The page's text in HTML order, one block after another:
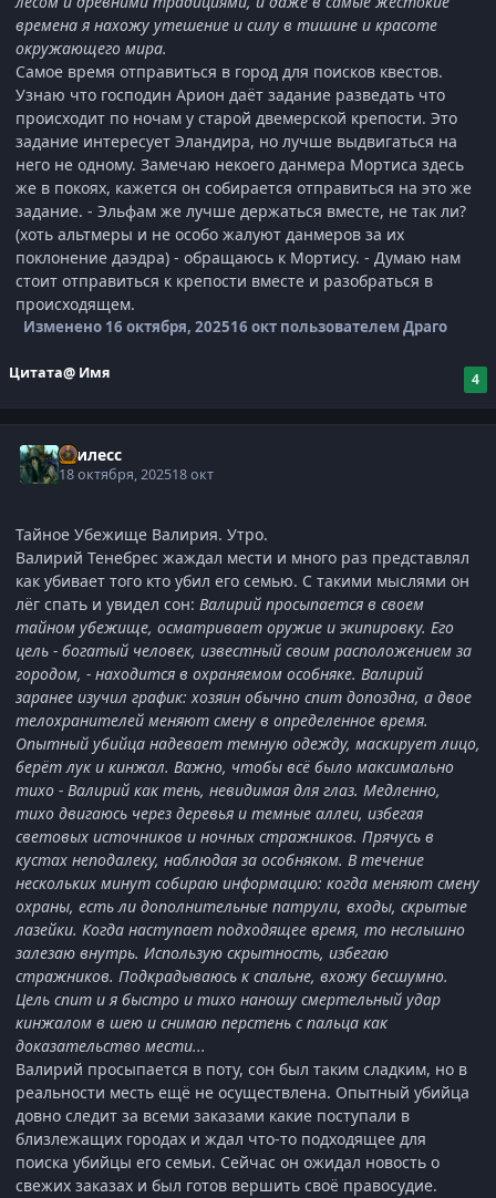
времена я нахожу утешение и силу в тишине и красоте
окружающего мира.
Самое время отправиться в город для поисков квестов.
Узнаю что господин Арион даёт задание разведать что
происходит по ночам у старой двемерской крепости. Это
задание интересует Эландира, но лучше выдвигаться на
него не одному. Замечаю некоего данмера Мортиса здесь
же в покоях, кажется он собирается отправиться на это же
задание. - Эльфам же лучше держаться вместе, не так ли?
(хоть альтмеры и не особо жалуют данмеров за их
поклонение даэдра) - обращаюсь к Мортису. - Думаю нам
стоит отправиться к крепости вместе и разобраться в
происходящем.
Изменено 16 октября, 202516 октпользователем Драго
Цитата@ Имя 4
Гнилесс
18 октября, 202518 окт
Тайное Убежище Валирия. Утро.
Валирий Тенебрес жаждал мести и много раз представлял
как убивает того кто убил его семью. С такими мыслями он
лёг спать и увидел сон: Валирий просыпается в своем
тайном убежище, осматривает оружие и экипировку. Его
цель - богатый человек, известный своим расположением за
городом, - находится в охраняемом особняке. Валирий
заранее изучил график: хозяин обычно спит допоздна, а двое
телохранителей меняют смену в определенное время.
Опытный убийца надевает темную одежду, маскирует лицо,
берёт лук и кинжал. Важно, чтобы всё было максимально
тихо - Валирий как тень, невидимая для глаз. Медленно,
тихо двигаюсь через деревья и темные аллеи, избегая
световых источников и ночных стражников. Прячусь в
кустах неподалеку, наблюдая за особняком. В течение
нескольких минут собираю информацию: когда меняют смену
охраны, есть ли дополнительные патрули, входы, скрытые
лазейки. Когда наступает подходящее время, то неслышно
залезаю внутрь. Использую скрытность, избегаю
стражников. Подкрадываюсь к спальне, вхожу бесшумно.
Цель спит и я быстро и тихо наношу смертельный удар
кинжалом в шею и снимаю перстень с пальца как
доказательство мести...
Валирий просыпается в поту, сон был таким сладким, но в
реальности месть ещё не осуществлена. Опытный убийца
довно следит за всеми заказами какие поступали в
близлежащих городах и ждал что-то подходящее для
поиска убийцы его семьи. Сейчас он ожидал новость о
свежих заказах и был готов вершить своё правосудие.